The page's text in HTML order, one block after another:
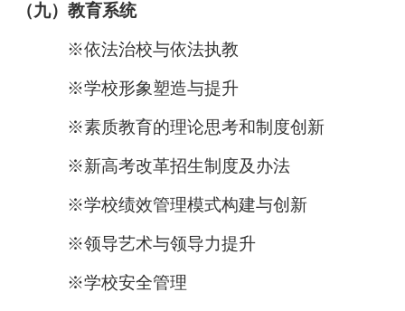
（九）教育系统
※依法治校与依法执教
※学校形象塑造与提升
※素质教育的理论思考和制度创新
※新高考改革招生制度及办法
※学校绩效管理模式构建与创新
※领导艺术与领导力提升
※学校安全管理